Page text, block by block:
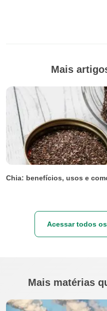
Mais
Chia: benefícios, usos e
Acessar todos
Mais matérias